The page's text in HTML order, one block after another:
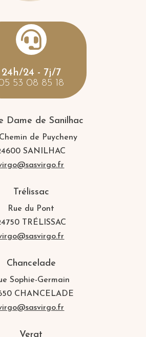

24h/24 - 7j/7
53 08 85 18
Dame de Sanilhac
de Puycheny
SANILHAC
Trélissac
Rue du Pont
TRÉLISSAC
Chancelade
Sophie-Germain
CHANCELADE
Vergt